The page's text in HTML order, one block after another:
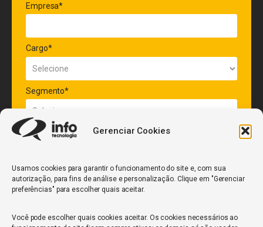
Gerenciar Cookies
Usamos cookies para garantir o funcionamento do site e, com sua
autorização, para fins de análise e personalização. Clique em "Gerenciar
preferências" para escolher quais aceitar.
Você pode escolher quais cookies aceitar. Os cookies necessários ao
Empresa*
Cargo*
Segmento*
Quantidade de veículos da frota*
ENVIAR